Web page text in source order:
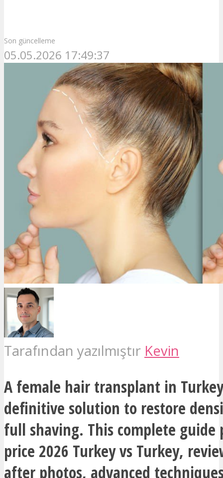
Son güncelleme
05.05.2026 17:49:37
Tarafından yazılmıştır Kevin
A female hair transplant in
definitive solution to restore
full shaving. This complete guide
price 2026 Turkey vs Turkey,
after photos, advanced